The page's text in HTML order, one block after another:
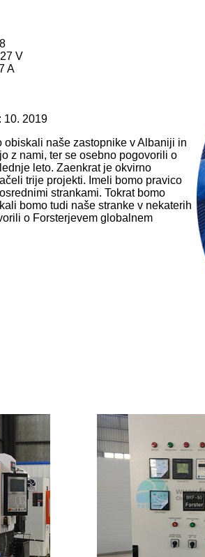
V
A
10. 2019
naše zastopnike v Albaniji in
z nami, ter se osebno pogovorili o
leto. Zaenkrat je okvirno
trije projekti. Imeli bomo pravico
strankami. Tokrat bomo
bomo tudi naše stranke v nekaterih
o Forsterjevem globalnem